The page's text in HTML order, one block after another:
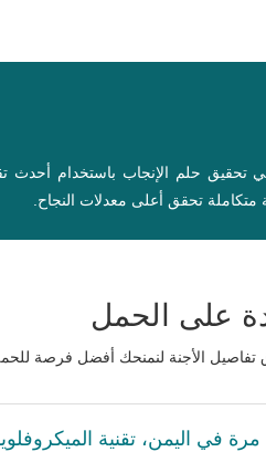
تحقيق حلم الإنجاب باستخدام أحدث
تحقق أعلى معدلات النجاح.
على الحمل
تفاصيل الأجنة لنمنحك أفضل فرصة
مرة في اليمن، تقنية